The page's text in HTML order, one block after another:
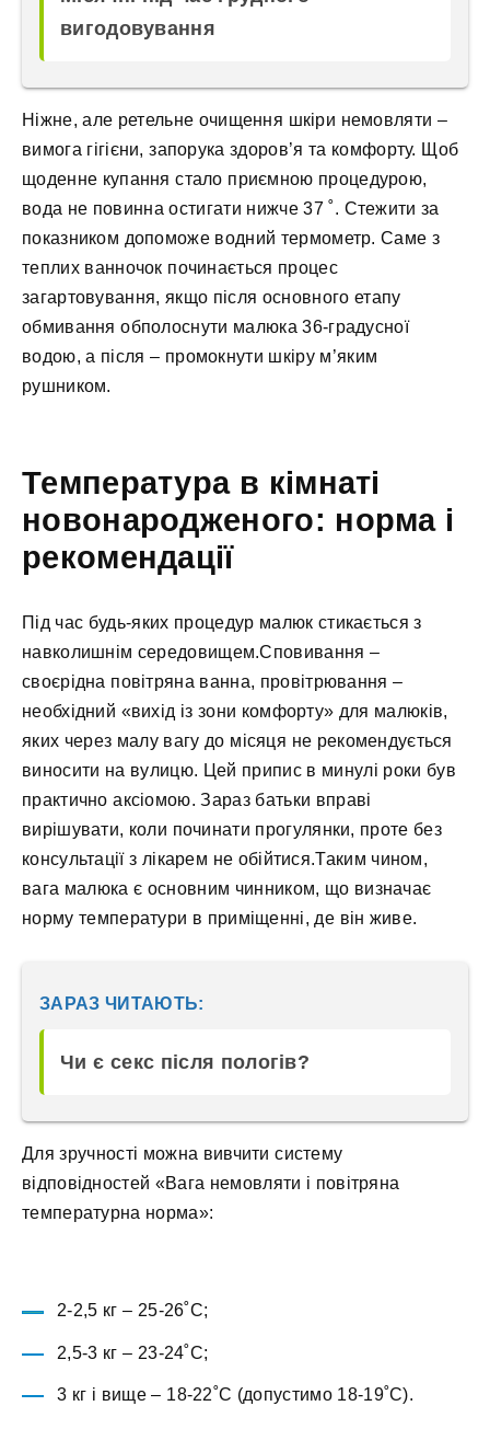
вигодовування
Ніжне, але ретельне очищення шкіри немовляти –
вимога гігієни, запорука здоров’я та комфорту. Щоб
щоденне купання стало приємною процедурою,
вода не повинна остигати нижче 37 ˚. Стежити за
показником допоможе водний термометр. Саме з
теплих ванночок починається процес
загартовування, якщо після основного етапу
обмивання обполоснути малюка 36-градусної
водою, а після – промокнути шкіру м’яким
рушником.
Температура в кімнаті
новонародженого: норма і
рекомендації
Під час будь-яких процедур малюк стикається з
навколишнім середовищем.Сповивання –
своєрідна повітряна ванна, провітрювання –
необхідний «вихід із зони комфорту» для малюків,
яких через малу вагу до місяця не рекомендується
виносити на вулицю. Цей припис в минулі роки був
практично аксіомою. Зараз батьки вправі
вирішувати, коли починати прогулянки, проте без
консультації з лікарем не обійтися.Таким чином,
вага малюка є основним чинником, що визначає
норму температури в приміщенні, де він живе.
ЗАРАЗ ЧИТАЮТЬ:
Чи є секс після пологів?
Для зручності можна вивчити систему
відповідностей «Вага немовляти і повітряна
температурна норма»:
2-2,5 кг – 25-26˚С;
2,5-3 кг – 23-24˚С;
3 кг і вище – 18-22˚С (допустимо 18-19˚С).